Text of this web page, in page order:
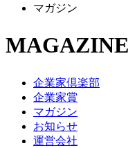
マガジン
MAGAZINE
企業家倶楽部
企業家賞
マガジン
お知らせ
運営会社